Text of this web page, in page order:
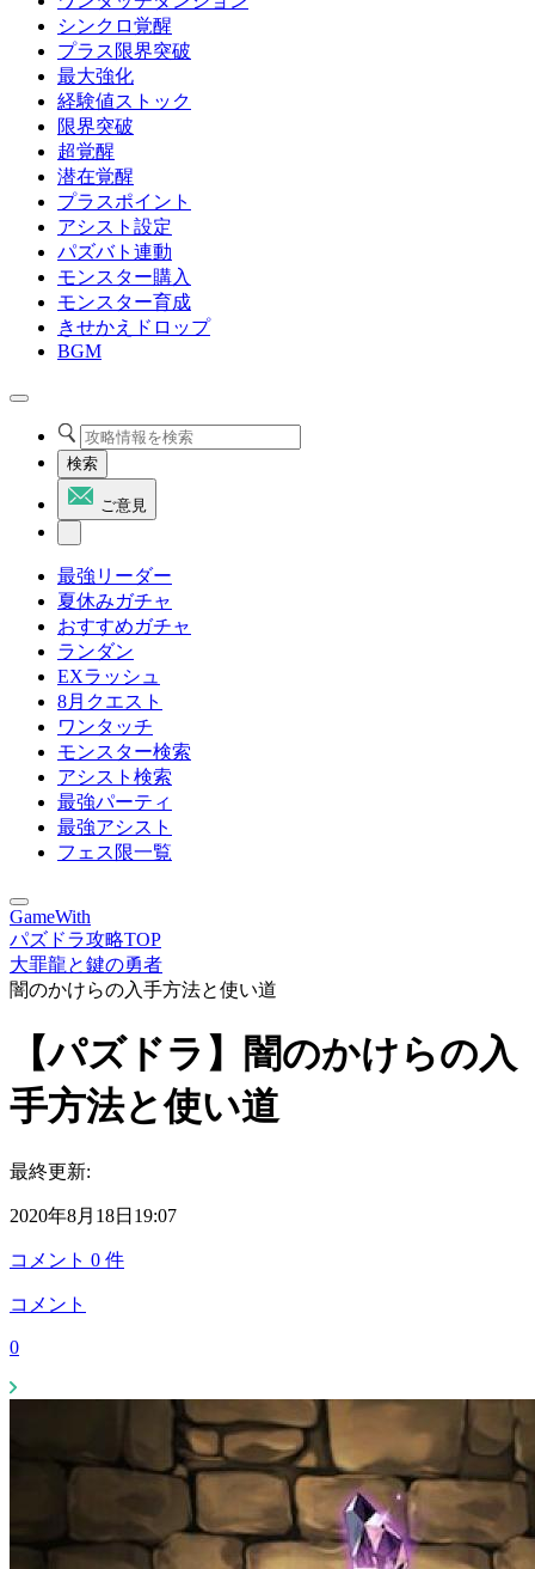
シンクロ覚醒
プラス限界突破
最大強化
経験値ストック
限界突破
超覚醒
潜在覚醒
プラスポイント
アシスト設定
パズバト連動
モンスター購入
モンスター育成
きせかえドロップ
BGM
検索
ご意見
最強リーダー
夏休みガチャ
おすすめガチャ
ランダン
EXラッシュ
8月クエスト
ワンタッチ
モンスター検索
アシスト検索
最強パーティ
最強アシスト
フェス限一覧
GameWith
パズドラ攻略TOP
大罪龍と鍵の勇者
闇のかけらの入手方法と使い道
【パズドラ】闇のかけらの入
手方法と使い道
最終更新:
2020年8月18日19:07
コメント 0 件
コメント
0